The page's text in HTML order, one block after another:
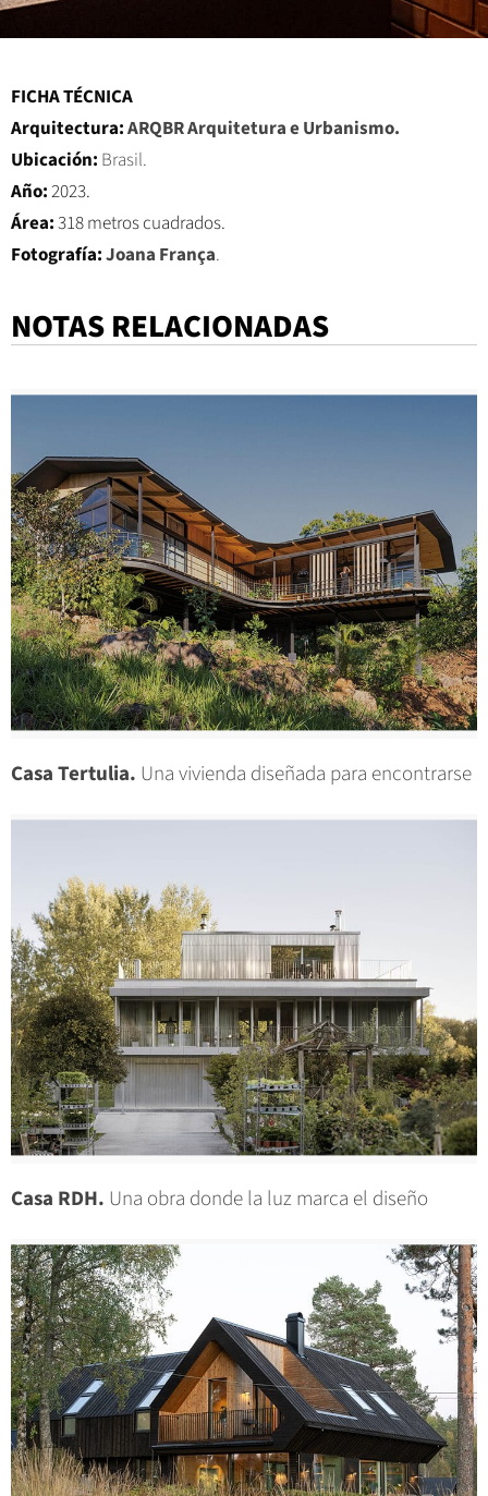
FICHA TÉCNICA
Arquitectura:ARQBR Arquitetura e Urbanismo.
Ubicación: Brasil.
Año:2023.
Área:318 metros cuadrados.
Fotografía:Joana França.
NOTAS RELACIONADAS
Casa Tertulia. Una vivienda diseñada para encontrarse
Casa RDH. Una obra donde la luz marca el diseño